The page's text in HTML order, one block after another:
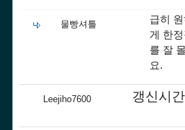
물빵셔틀
급히
게 한
를 잘
요.
Leejiho7600 갱신시